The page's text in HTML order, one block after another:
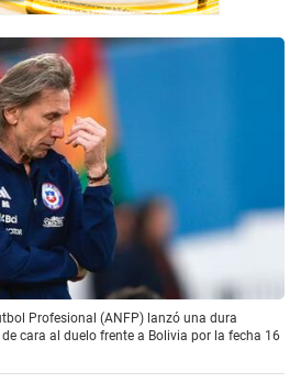
Profesional (ANFP) lanzó una dura
cara al duelo frente a Bolivia por la fecha 16